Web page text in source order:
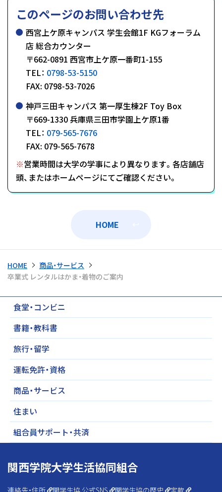
このページのお問い合わせ先
西宮上ケ原キャンパス 学生会館1F KGフォーラム
店 総合カウンター
〒662-0891 西宮市上ケ原一番町1-155
TEL： 0798-53-5150
FAX: 0798-53-7026
神戸三田キャンパス 第一厚生棟2F Toy Box
〒669-1330 兵庫県三田市学園上ケ原1番
TEL： 079-565-7676
FAX: 079-565-7678
※営業時間は大学の学事により異なります。各店舗店
頭、またはホームページにてご確認ください。
HOME
HOME
商品・サービス
卒業式 レンタルはかま・着物のご案内
食堂・コンビニ
書籍・教科書
旅行・留学
運転免許・資格
商品・サービス
住まい
組合員サポート・共済
関西学院大学生活協同組合
連絡先・住所 関学生協 公式SNS 関学生協の歴史 定款